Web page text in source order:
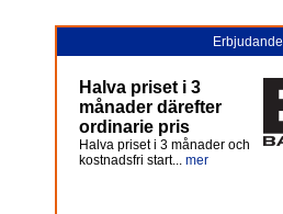
Erbjudande
Halva priset i 3
månader därefter
ordinarie pris
Halva priset i 3 månader och
kostnadsfri start... mer